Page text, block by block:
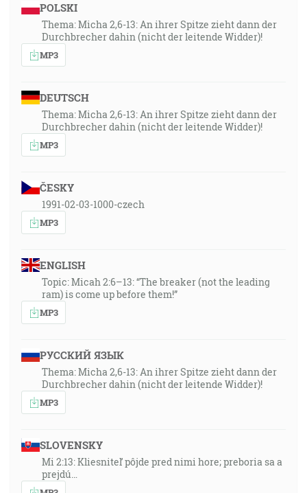
POLSKI
Thema: Micha 2,6-13: An ihrer Spitze zieht dann der
Durchbrecher dahin (nicht der leitende Widder)!
MP3
DEUTSCH
Thema: Micha 2,6-13: An ihrer Spitze zieht dann der
Durchbrecher dahin (nicht der leitende Widder)!
MP3
ČESKY
1991-02-03-1000-czech
MP3
ENGLISH
Topic: Micah 2:6–13: “The breaker (not the leading
ram) is come up before them!”
MP3
РУССКИЙ ЯЗЫК
Thema: Micha 2,6-13: An ihrer Spitze zieht dann der
Durchbrecher dahin (nicht der leitende Widder)!
MP3
SLOVENSKY
Mi 2:13: Kliesniteľ pôjde pred nimi hore; preboria sa a
prejdú…